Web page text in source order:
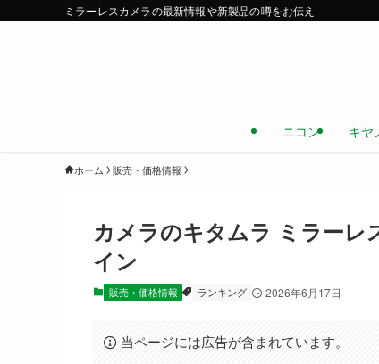
ミラーレスカメラの最新情報や新製品の噂をお伝え
ニコン キヤ
ホーム 販売・価格情報
カメラのキタムラ ミラーレ
イン
販売・価格情報 ランキング 2026年6月17日
当ページには広告が含まれています。